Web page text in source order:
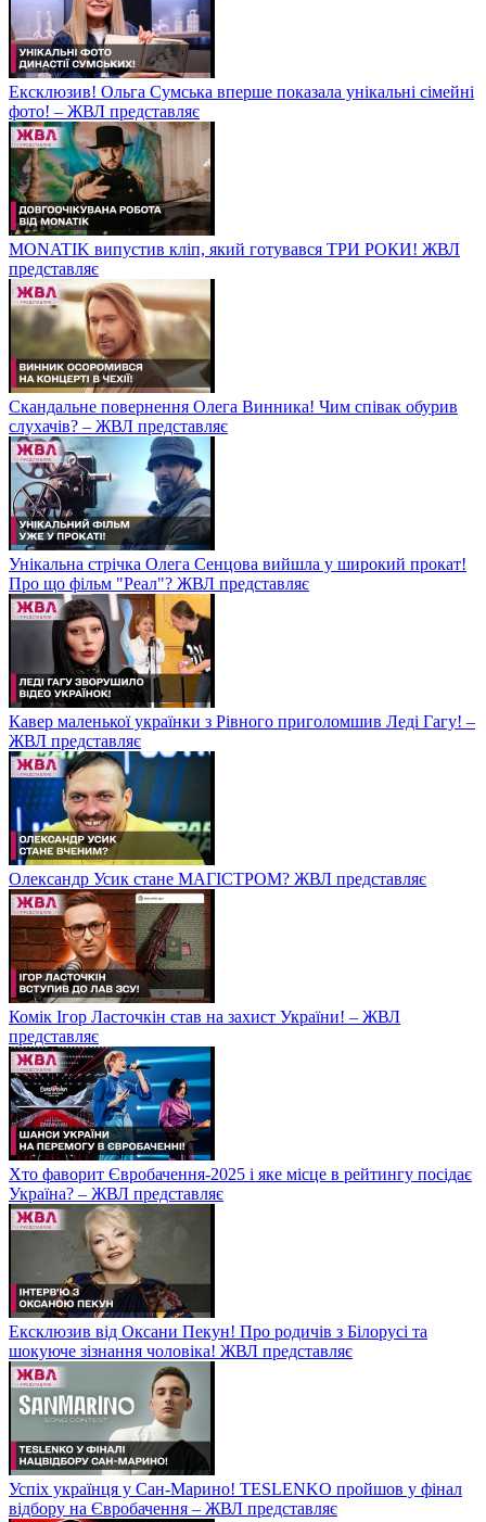
Ексклюзив! Ольга Сумська вперше показала унікальні сімейні
фото! – ЖВЛ представляє
MONATIK випустив кліп, який готувався ТРИ РОКИ! ЖВЛ
представляє
Скандальне повернення Олега Винника! Чим співак обурив
слухачів? – ЖВЛ представляє
Унікальна стрічка Олега Сенцова вийшла у широкий прокат!
Про що фільм "Реал"? ЖВЛ представляє
Кавер маленької українки з Рівного приголомшив Леді Гагу! –
ЖВЛ представляє
Олександр Усик стане МАГІСТРОМ? ЖВЛ представляє
Комік Ігор Ласточкін став на захист України! – ЖВЛ
представляє
Хто фаворит Євробачення-2025 і яке місце в рейтингу посідає
Україна? – ЖВЛ представляє
Ексклюзив від Оксани Пекун! Про родичів з Білорусі та
шокуюче зізнання чоловіка! ЖВЛ представляє
Успіх українця у Сан-Марино! TESLENKO пройшов у фінал
відбору на Євробачення – ЖВЛ представляє